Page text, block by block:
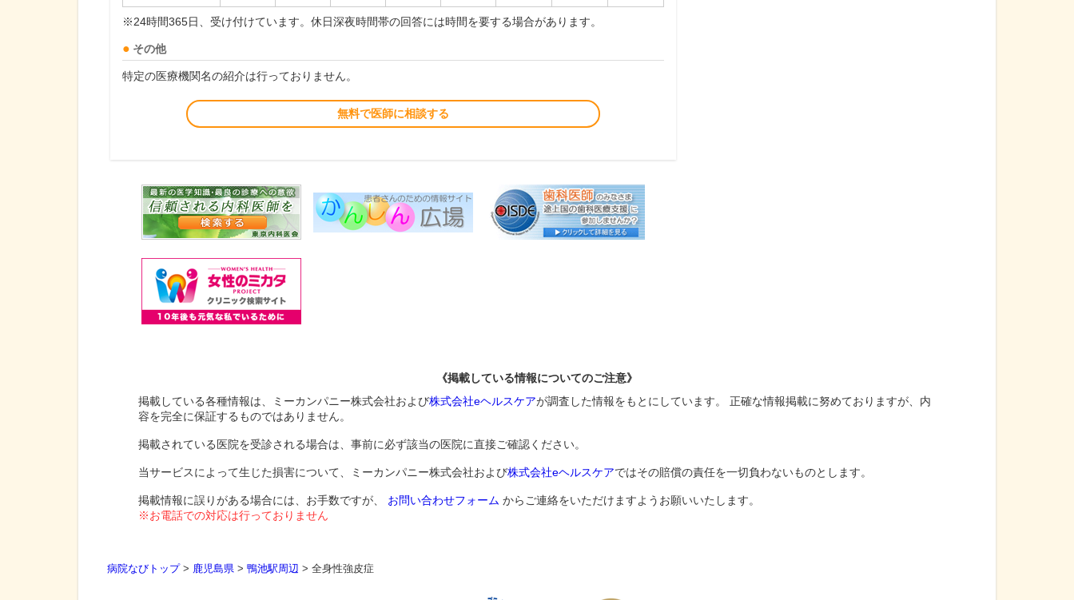
※24時間365日、受け付けています。休日深夜時間帯の回答には時間を要する場合があります。
その他
特定の医療機関名の紹介は行っておりません。
無料で医師に相談する
《掲載している情報についてのご注意》
掲載している各種情報は、ミーカンパニー株式会社および株式会社eヘルスケアが調査した情報をもとにしています。 正確な情報掲載に努めておりますが、内
容を完全に保証するものではありません。
掲載されている医院を受診される場合は、事前に必ず該当の医院に直接ご確認ください。
当サービスによって生じた損害について、ミーカンパニー株式会社および株式会社eヘルスケアではその賠償の責任を一切負わないものとします。
掲載情報に誤りがある場合には、お手数ですが、 お問い合わせフォーム からご連絡をいただけますようお願いいたします。
※お電話での対応は行っておりません
病院なびトップ> 鹿児島県 > 鴨池駅周辺 > 全身性強皮症